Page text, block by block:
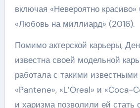
включая «Невероятно
«Любовь на миллиард» (2016).
Помимо актерской карьеры,
известна своей модельной
работала с такими
«Pantene», «L’Oreal» и «Coca-
и харизма позволили ей стать